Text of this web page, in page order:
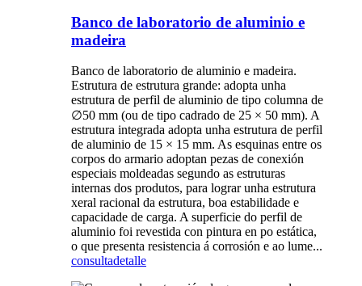
Banco de laboratorio de aluminio e
madeira
Banco de laboratorio de aluminio e madeira.
Estrutura de estrutura grande: adopta unha
estrutura de perfil de aluminio de tipo columna de
∅50 mm (ou de tipo cadrado de 25 × 50 mm). A
estrutura integrada adopta unha estrutura de perfil
de aluminio de 15 × 15 mm. As esquinas entre os
corpos do armario adoptan pezas de conexión
especiais moldeadas segundo as estruturas
internas dos produtos, para lograr unha estrutura
xeral racional da estrutura, boa estabilidade e
capacidade de carga. A superficie do perfil de
aluminio foi revestida con pintura en po estática,
o que presenta resistencia á corrosión e ao lume...
consultadetalle